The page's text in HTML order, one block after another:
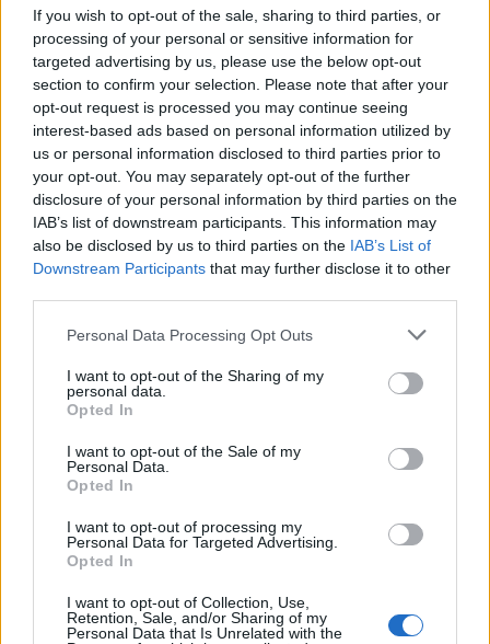
If you wish to opt-out of the sale, sharing to third parties, or
processing of your personal or sensitive information for
targeted advertising by us, please use the below opt-out
section to confirm your selection. Please note that after your
opt-out request is processed you may continue seeing
interest-based ads based on personal information utilized by
us or personal information disclosed to third parties prior to
your opt-out. You may separately opt-out of the further
disclosure of your personal information by third parties on the
IAB’s list of downstream participants. This information may
also be disclosed by us to third parties on the IAB’s List of
Downstream Participants that may further disclose it to other
Personal Data Processing Opt Outs
I want to opt-out of the Sharing of my
personal data.
Opted In
I want to opt-out of the Sale of my
Personal Data.
Opted In
I want to opt-out of processing my
Personal Data for Targeted Advertising.
Opted In
I want to opt-out of Collection, Use,
Retention, Sale, and/or Sharing of my
Personal Data that Is Unrelated with the
köntösbe csomagoljuk.
Péter nem tudta, jól érti-e. Tényleg nincs remény köztük?
Százszor mondta már magának, hogy nem szeretőt akar,
hanem… Hanem mit?
– Szandra, én nem akarlak gyötörni…
– Nem is teheted. Ha valakinek hagynám, az én magam
vagyok. Érted te ezt?
– Én úgy gondolom, nem azért vagy itt, mert engem
akarsz…Vagy ha igen, akkor nem jól.
– Hogy akarhatnálak jól? Hogy lehetne ez az egész jó?
A lány felállt. Megigazította pólóját, ami felcsúszott a
derekén. Feltűnt neki, hogy a víznek egyre szebb lesz a
színe, ahogy a nap süti.
– Most mennem kell. Ez a beszélgetés céltalan. A sorsot